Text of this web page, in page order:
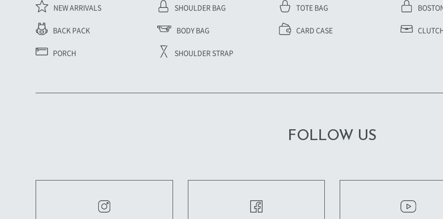
NEW ARRIVALS SHOULDER BAG TOTE BAG
BACK PACK BODY BAG CARD CASE
PORCH SHOULDER STRAP
FOLLOW US